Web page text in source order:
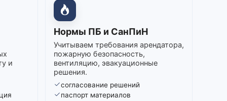
и
Нормы ПБ и СанПиН
Учитываем требования арендатора,
пожарную безопасность,
вентиляцию, эвакуационные
решения.
согласование решений
паспорт материалов